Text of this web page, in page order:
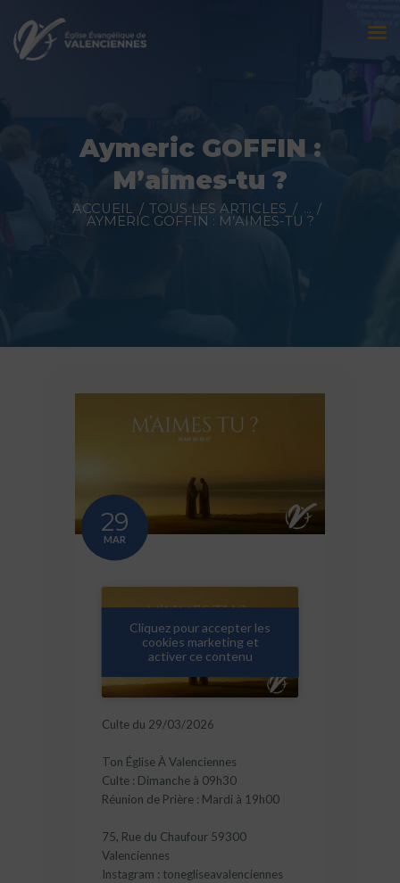
Aymeric GOFFIN :
M’aimes-tu ?
ACCUEIL TOUS LES ARTICLES ...
AYMERIC GOFFIN : M’AIMES-TU ?
Évènements
Prédications
29
MAR
Cliquez pour accepter les
cookies marketing et
activer ce contenu
Culte du 29/03/2026
Ton Église À Valenciennes
Culte : Dimanche à 09h30
Réunion de Prière : Mardi à 19h00
75, Rue du Chaufour 59300
Valenciennes
Instagram : tonegliseavalenciennes